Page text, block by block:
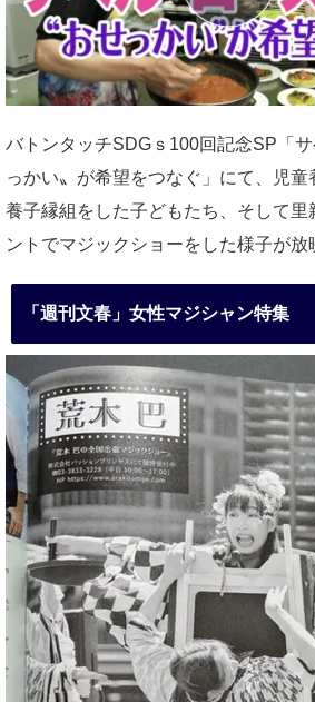
バトンタッチSDGｓ100回記念SP「
っかい〟が希望をつなぐ」にて、児
養子縁組をした子どもたち、そして里
ントでマジックショーをした様子が放
「週刊文春」女性マジシャン特集